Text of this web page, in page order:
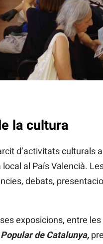
la cultura
d’activitats culturals
al País Valencià.
debats,
exposicions, entre
de Catalunya,